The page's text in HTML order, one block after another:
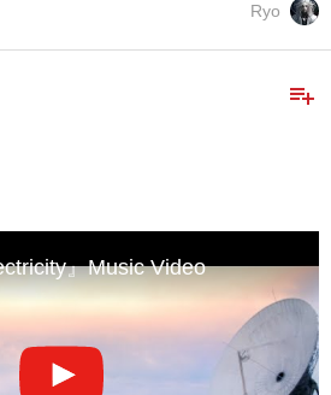
Ryo
playlist_add
』Music Video